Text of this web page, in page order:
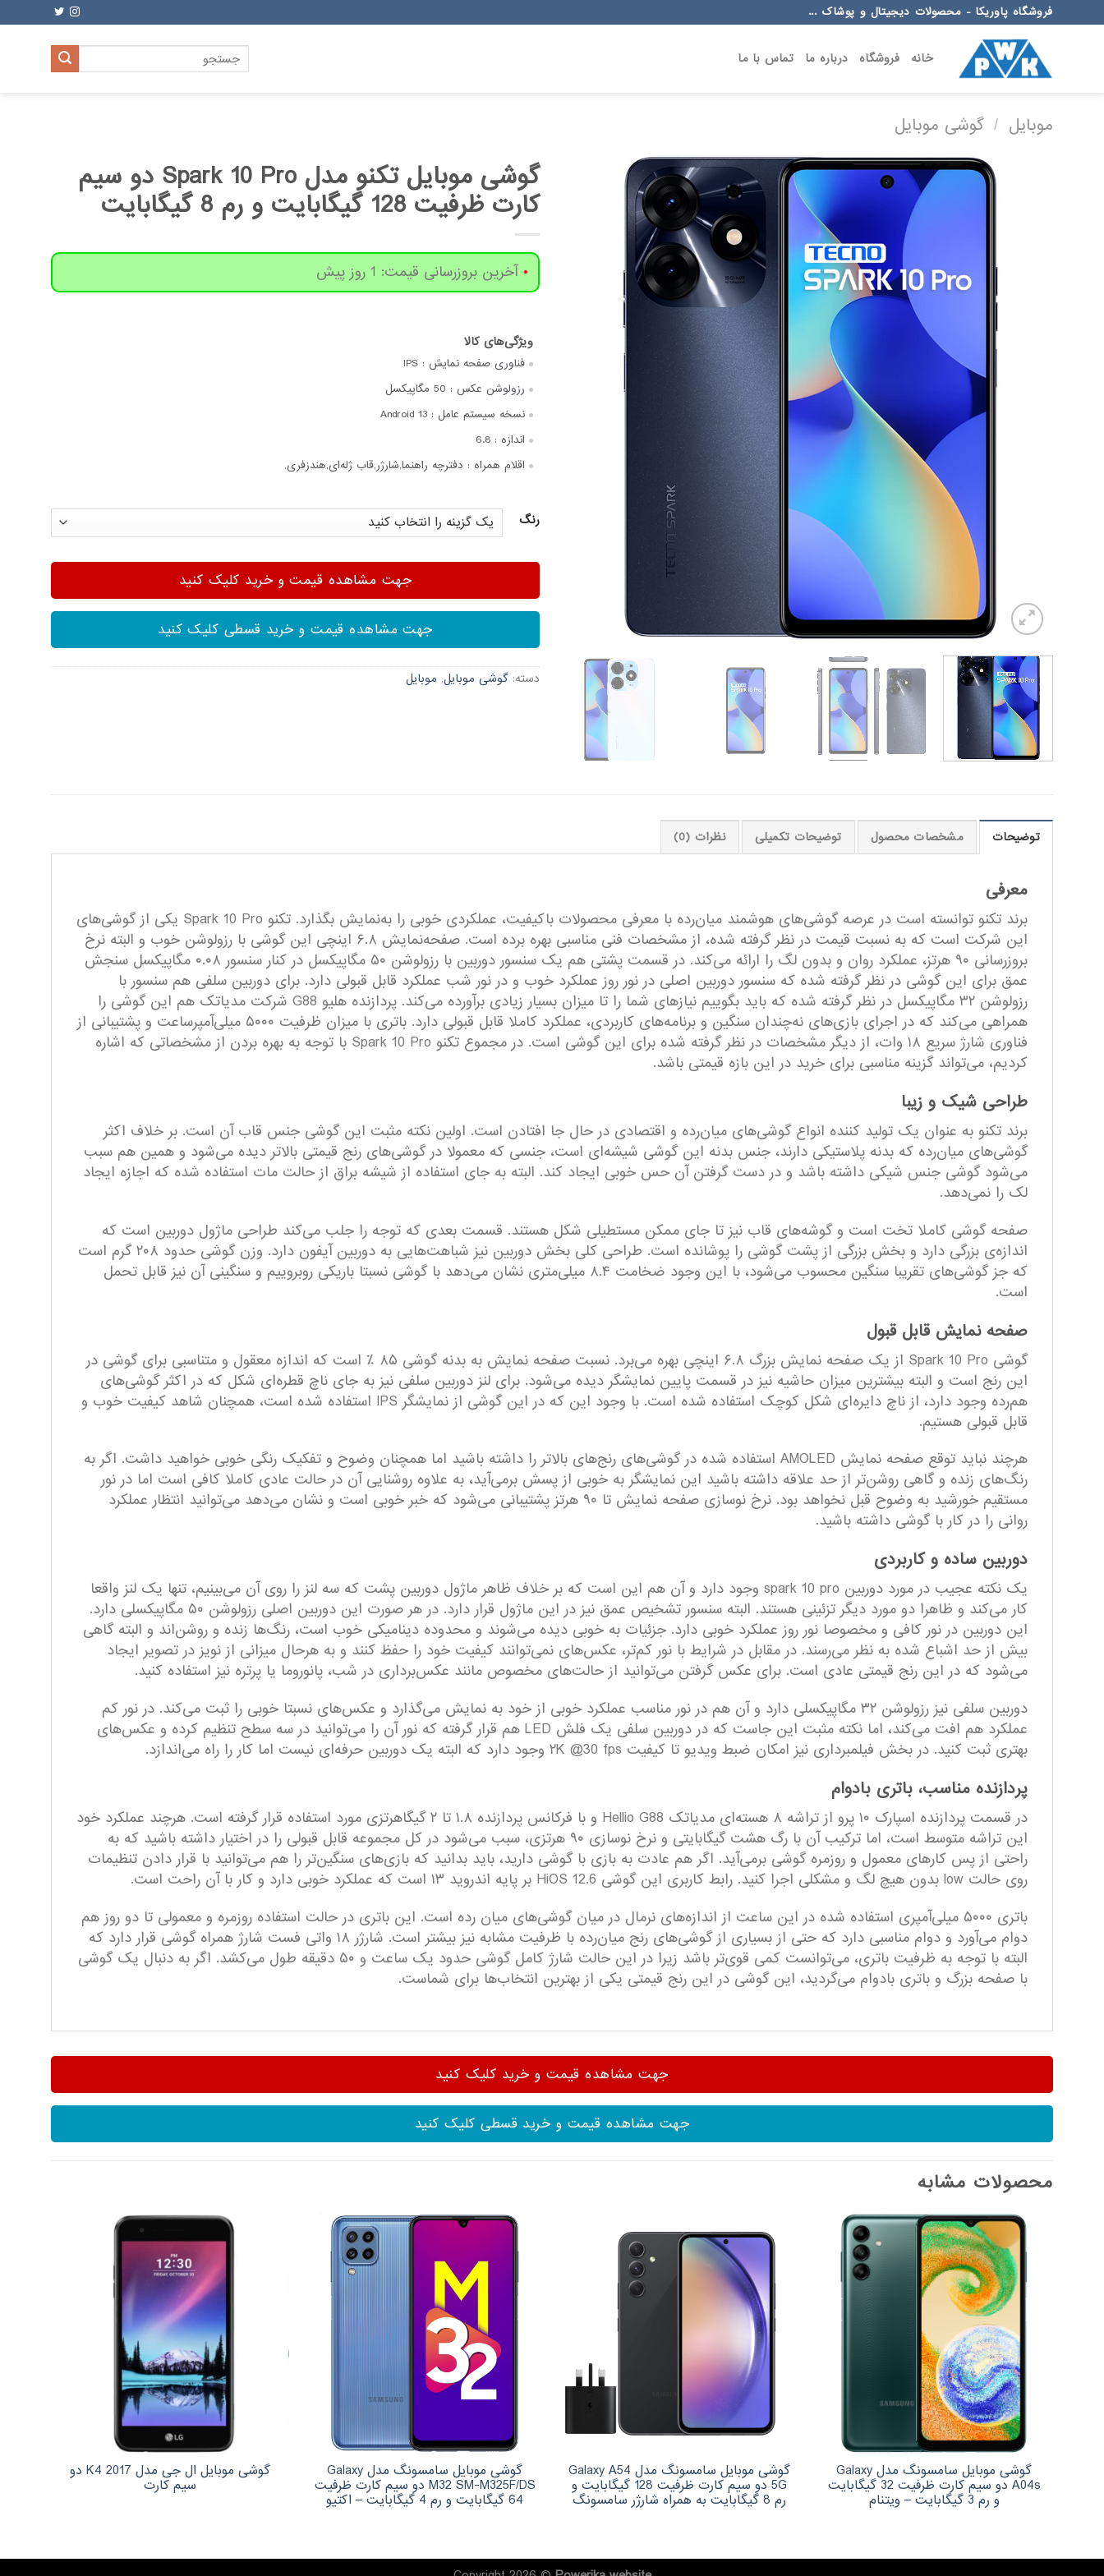
to
فروشگاه پاوریکا - محصولات دیجیتال و پوشاک ...
خانه فروشگاه درباره ما تماس با ما
جستجو
برای:
موبایل / گوشی موبایل
گوشی موبایل تکنو مدل Spark 10 Pro دو سیم
کارت ظرفیت 128 گیگابایت و رم 8 گیگابایت
آخرین بروزرسانی قیمت: 1 روز پیش
فناوری صفحه‌ نمایش : IPS
رزولوشن عکس : 50 مگاپیکسل
نسخه سیستم عامل : Android 13
اندازه : 6.8
اقلام همراه : دفترچه‌ راهنما,شارژر,قاب ژله‌ای,هندزفری,
رنگ
جهت مشاهده قیمت و خرید کلیک کنید
جهت مشاهده قیمت و خرید قسطی کلیک کنید
دسته: گوشی موبایل, موبایل
توضیحات مشخصات محصول توضیحات تکمیلی نظرات (0)
معرفی
برند تکنو توانسته است در عرصه گوشی‌های هوشمند میان‌رده با معرفی محصولات با‌کیفیت، عملکردی خوبی را به‌نمایش بگذارد. تکنو Spark 10 Pro یکی از گوشی‌های
این شرکت است که به نسبت قیمت در نظر گرفته شده، از مشخصات فنی مناسبی بهره برده است. صفحه‌نمایش ۶.۸ اینچی این گوشی با رزولوشن خوب و البته نرخ
بروزرسانی ۹۰ هرتز، عملکرد روان و بدون لگ را ارائه می‌کند. در قسمت پشتی هم یک سنسور دوربین با رزولوشن ۵۰ مگاپیکسل در کنار سنسور ۰.۰۸ مگاپیکسل سنجش
عمق برای این گوشی در نظر گرفته شده که سنسور دوربین اصلی در نور روز عملکرد خوب و در نور شب عملکرد قابل قبولی دارد. برای دوربین سلفی هم سنسور با
رزولوشن ۳۲ مگاپیکسل در نظر گرفته شده که باید بگوییم نیاز‌های شما را تا میزان بسیار زیادی بر‌آورده می‌کند. پردازنده هلیو G88 شرکت مدیاتک هم این گوشی را
همراهی می‌کند که در اجرای بازی‌های نه‌چندان سنگین و برنامه‌های کاربردی، عملکرد کاملا قابل قبولی دارد. باتری با میزان ظرفیت ۵۰۰۰ میلی‌آمپر‌ساعت و پشتیبانی از
فناوری شارژ سریع ۱۸ وات، از دیگر مشخصات در نظر گرفته شده برای این گوشی است. در مجموع تکنو Spark 10 Pro با توجه به بهره بردن از مشخصاتی که اشاره
کردیم، می‌تواند گزینه مناسبی برای خرید در این بازه قیمتی باشد.
طراحی شیک و زیبا
برند تکنو به عنوان یک تولید کننده انواع گوشی‌های میان‌رده و اقتصادی در حال جا افتادن است. اولین نکته مثبت این گوشی جنس قاب آن است. بر خلاف اکثر
گوشی‌های میان‌رده که بدنه پلاستیکی دارند، جنس بدنه این گوشی شیشه‌ای است، جنسی که معمولا در گوشی‌های رنج قیمتی بالاتر دیده می‌شود و همین هم سبب
می‌شود گوشی جنس شیکی داشته باشد و در دست گرفتن آن حس خوبی ایجاد کند. البته به جای استفاده از شیشه براق از حالت مات استفاده شده که اجازه ایجاد
لک را نمی‌دهد.
صفحه گوشی کاملا تخت است و گوشه‌های قاب نیز تا جای ممکن مستطیلی شکل هستند. قسمت بعدی که توجه را جلب می‌کند طراحی ماژول دوربین است که
اندازه‌ی بزرگی دارد و بخش بزرگی از پشت گوشی را پوشانده است. طراحی کلی بخش دوربین نیز شباهت‌هایی به دوربین آیفون دارد. وزن گوشی حدود ۲۰۸ گرم است
که جز گوشی‌های تقریبا سنگین محسوب می‌شود، با این وجود ضخامت ۸.۴ میلی‌متری نشان می‌دهد با گوشی نسبتا باریکی روبروییم و سنگینی آن نیز قابل تحمل
است.
صفحه نمایش قابل قبول
گوشی Spark 10 Pro از یک صفحه نمایش بزرگ ۶.۸ اینچی بهره می‌برد. نسبت صفحه نمایش به بدنه گوشی ۸۵ ٪ است که اندازه معقول و متناسبی برای گوشی در
این رنج است و البته بیشترین میزان حاشیه نیز در قسمت پایین نمایشگر دیده می‌شود. برای لنز دوربین سلفی نیز به جای ناچ قطره‌ای شکل که در اکثر گوشی‌های
هم‌رده وجود دارد، از ناچ دایره‌ای شکل کوچک استفاده شده است. با وجود این که در این گوشی از نمایشگر IPS استفاده شده است، همچنان شاهد کیفیت خوب و
قابل قبولی هستیم.
هرچند نباید توقع صفحه نمایش AMOLED استفاده شده در گوشی‌های رنج‌های بالاتر را داشته باشید اما همچنان وضوح و تفکیک رنگی خوبی خواهید داشت. اگر به
رنگ‌های زنده و گاهی روشن‌تر از حد علاقه داشته باشید این نمایشگر به خوبی از پسش برمی‌آید،‌ به علاوه روشنایی آن در حالت عادی کاملا کافی است اما در نور
مستقیم خورشید به وضوح قبل نخواهد بود. نرخ نوسازی صفحه نمایش تا ۹۰ هرتز پشتیبانی می‌شود که خبر خوبی است و نشان می‌دهد می‌‌توانید انتظار عملکرد
روانی را در کار با گوشی داشته باشید.
دوربین ساده و کاربردی
یک نکته عجیب در مورد دوربین spark 10 pro وجود دارد و آن هم این است که بر خلاف ظاهر ماژول دوربین پشت که سه لنز را روی آن می‌بینیم، تنها یک لنز واقعا
کار می‌کند و ظاهرا دو مورد دیگر تزئینی هستند. البته سنسور تشخیص عمق نیز در این ماژول قرار دارد. در هر صورت این دوربین اصلی رزولوشن ۵۰ مگاپیکسلی دارد.
این دوربین در نور کافی و مخصوصا نور روز عملکرد خوبی دارد. جزئیات به خوبی دیده می‌شوند و محدوده دینامیکی خوب است، رنگ‌ها زنده و روشن‌اند و البته گاهی
بیش از حد اشباع شده به نظر می‌رسند. در مقابل در شرایط با نور کم‌تر، عکس‌های نمی‌توانند کیفیت خود را حفظ کنند و به هرحال میزانی از نویز در تصویر ایجاد
می‌شود که در این رنج قیمتی عادی است. برای عکس گرفتن می‌توانید از حالت‌های مخصوص مانند عکس‌برداری در شب، پانوروما یا پرتره نیز استفاده کنید.
دوربین سلفی نیز رزولوشن ۳۲ مگاپیکسلی دارد و آن‌ هم در نور مناسب عملکرد خوبی از خود به نمایش می‌گذارد و عکس‌های نسبتا خوبی را ثبت می‌کند. در نور کم
عملکرد هم افت می‌کند، اما نکته مثبت این‌ جاست که در دوربین سلفی یک فلش LED هم قرار گرفته که نور آن را می‌توانید در سه سطح تنظیم کرده و عکس‌های
بهتری ثبت کنید. در بخش فیلمبرداری نیز امکان ضبط ویدیو تا کیفیت ۲K @30 fps وجود دارد که البته یک دوربین حرفه‌ای نیست اما کار را راه می‌اندازد.
پردازنده مناسب، باتری بادوام
در قسمت پردازنده اسپارک ۱۰ پرو از تراشه ۸ هسته‌ای مدیاتک Hellio G88 و با فرکانس پردازنده ۱.۸ تا ۲ گیگاهرتزی مورد استفاده قرار گرفته است. هرچند عملکرد خود
این تراشه متوسط است، اما ترکیب آن با رگ هشت گیگابایتی و نرخ نوسازی ۹۰ هرتزی، سبب می‌شود در کل مجموعه قابل قبولی را در اختیار داشته باشید که به
راحتی از پس کارهای معمول و روزمره گوشی برمی‌آید. اگر هم عادت به بازی با گوشی دارید، باید بدانید که بازی‌های سنگین‌تر را هم می‌توانید با قرار دادن تنظیمات
روی حالت low بدون هیچ لگ و مشکلی اجرا کنید. رابط کاربری این گوشی HiOS 12.6 بر پایه اندروید ۱۳ است که عملکرد خوبی دارد و کار با آن راحت است.
باتری ۵۰۰۰ میلی‌آمپری استفاده شده در این ساعت از اندازه‌های نرمال در میان گوشی‌‌های میان رده است. این باتری در حالت استفاده روزمره و معمولی تا دو روز هم
دوام می‌آورد و دوام مناسبی دارد که حتی از بسیاری از گوشی‌‌های رنج میان‌رده با ظرفیت مشابه نیز بیشتر است. شارژر ۱۸ واتی فست شارژ همراه گوشی قرار دارد که
البته با توجه به ظرفیت باتری، می‌توانست کمی قوی‌تر باشد زیرا در این حالت شارژ کامل گوشی حدود یک ساعت و ۵۰ دقیقه طول می‌کشد. اگر به دنبال یک گوشی
با صفحه بزرگ و باتری بادوام می‌گردید، این گوشی در این رنج قیمتی یکی از بهترین انتخاب‌ها برای شماست.
جهت مشاهده قیمت و خرید کلیک کنید
جهت مشاهده قیمت و خرید قسطی کلیک کنید
محصولات مشابه
گوشی موبایل سامسونگ مدل Galaxy
A04s دو سیم کارت ظرفیت 32 گیگابایت
و رم 3 گیگابایت – ویتنام
گوشی موبایل سامسونگ مدل Galaxy A54
5G دو سیم کارت ظرفیت 128 گیگابایت و
رم 8 گیگابایت به همراه شارژر سامسونگ
گوشی موبایل سامسونگ مدل Galaxy
M32 SM-M325F/DS دو سیم‌ کارت ظرفیت
64 گیگابایت و رم 4 گیگابایت – اکتیو
گوشی موبایل ال جی مدل K4 2017 دو
سیم کارت